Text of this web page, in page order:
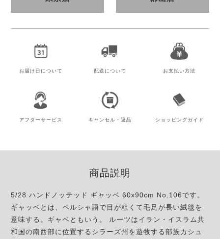
お届け日 について 配送について お支払い方法
アフターサービス キャンセル・ 返品 ショッピングガイド
商品説明
5/28 ハンドノッテッド ギャッベ 60x90cm No.106です。
ギャッベとは、ペルシャ語で目が粗くて毛足が長い絨毯を
意味する。ギャベともいう。 ルーツはイラン・イスラム共
和国の南西部に位置するシラーズ州を遊牧する部族カシュ